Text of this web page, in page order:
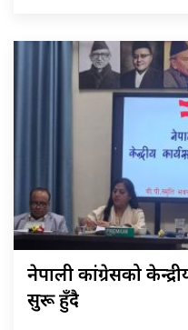
नेपाली कांग्रेसको
सुरू हुँदै